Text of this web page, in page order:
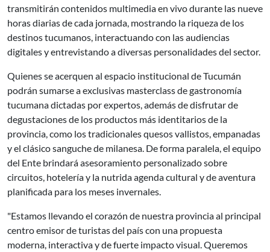
transmitirán contenidos multimedia en vivo durante las nueve
horas diarias de cada jornada, mostrando la riqueza de los
destinos tucumanos, interactuando con las audiencias
digitales y entrevistando a diversas personalidades del sector.
Quienes se acerquen al espacio institucional de Tucumán
podrán sumarse a exclusivas masterclass de gastronomía
tucumana dictadas por expertos, además de disfrutar de
degustaciones de los productos más identitarios de la
provincia, como los tradicionales quesos vallistos, empanadas
y el clásico sanguche de milanesa. De forma paralela, el equipo
del Ente brindará asesoramiento personalizado sobre
circuitos, hotelería y la nutrida agenda cultural y de aventura
planificada para los meses invernales.
"Estamos llevando el corazón de nuestra provincia al principal
centro emisor de turistas del país con una propuesta
moderna, interactiva y de fuerte impacto visual. Queremos